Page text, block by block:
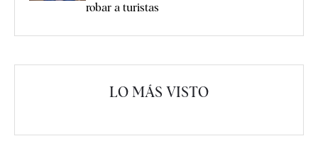
robar a turistas
LO MÁS VISTO